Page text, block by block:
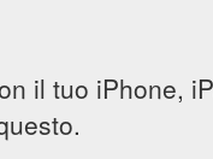
il tuo iPhone,